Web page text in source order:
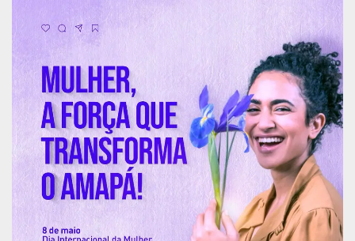
poeira, fuligem, produtos químicos e até
explosivos, então é preciso se considerar
também o componente político de quem nos
observa de fora para dentro, os olhos do mundo
sempre se voltam ao nosso país de uma maneira
que é preciso ter a exata noção do que pode estar
por trás”, completou o representante da indústria.
Publicidade (x)